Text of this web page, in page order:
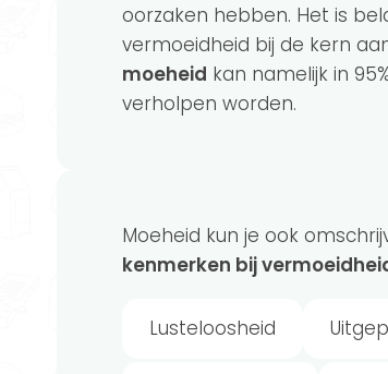
oorzaken hebben. Het is
vermoeidheid bij de kern
moeheid kan namelijk in
verholpen worden.
Moeheid kun je ook
kenmerken bij
Lusteloosheid